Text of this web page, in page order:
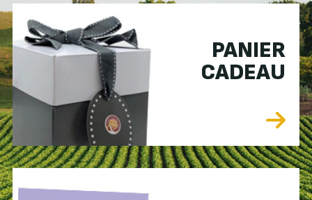
PANIER
CADEAU